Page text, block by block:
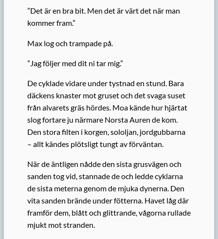
”Det är en bra bit. Men det är värt det när man
kommer fram.”
Max log och trampade på.
”Jag följer med dit ni tar mig.”
De cyklade vidare under tystnad en stund. Bara
däckens knaster mot gruset och det svaga suset
från alvarets gräs hördes. Moa kände hur hjärtat
slog fortare ju närmare Norsta Auren de kom.
Den stora filten i korgen, sololjan, jordgubbarna
– allt kändes plötsligt tungt av förväntan.
När de äntligen nådde den sista grusvägen och
sanden tog vid, stannade de och ledde cyklarna
de sista meterna genom de mjuka dynerna. Den
vita sanden brände under fötterna. Havet låg där
framför dem, blått och glittrande, vågorna rullade
mjukt mot stranden.